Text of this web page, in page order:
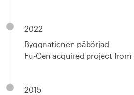
2015
2022
Byggnationen påbörjad
Fu-Gen acquired project from